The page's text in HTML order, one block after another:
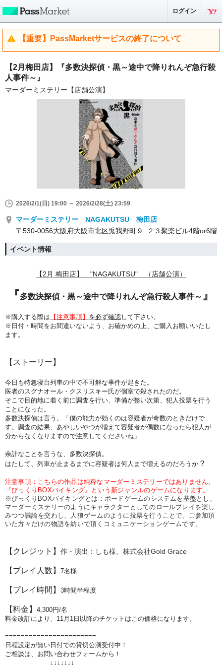
ログイン
【重要】PassMarketサービスの終了について
【2月梅田店】『多数決探偵・黒～途中で降りれんぞ急行殺
人事件～』
マーダーミステリー【店舗公演】
2026/2/1(日) 19:00 ～ 2026/2/28(土) 23:59
マーダーミステリー NAGAKUTSU 梅田店
〒530-0056大阪府大阪市北区兎我野町９−２３聚楽ビル4階or6階
イベント情報
【2月 梅田店】 "NAGAKUTSU" （店舗公演）
『多数決探偵・黒～途中で降りれんぞ急行殺人事件～ 』
※購入する際は 【注意事項】 を必ず確認して下さい。
※日付・時間をお間違いないよう、 お確かめの上、ご購入お願いいたし
ます。
【ストーリー】
​今日も特急寝台列車の中で不可解な事件が起きた。
医者のスグナオール・クスリスキー氏が個室で殺されたのだ。
そこで目的地に着く前に調査を行い、準備が整い次第、犯人投票を行う
ことになった。
多数決探偵は言う。「僕の能力が効くのは容疑者が奇数のときだけで
す。調査の結果、あやしいやつが増えて容疑者が偶数になったら犯人が
分からなくなりますので注意してくださいね」
余計なことを言うな、多数決探偵。
はたして、列車が止まるまでに容疑者は何人まで増えるのだろうか ？
注意事項：こちらの作品は純粋なマーダーミステリーではありません。
『びっくりBOXバイキング』という新ジャンルのゲームになります。
※びっくりBOXバイキングとは：ボードゲームのシステムを基盤とし、
マーダーミステリーのようにキャラクターとしてのロールプレイを楽し
みつつ議論を交わし、人狼ゲームのように投票を行うことで、ご参加頂
いた方々だけの物語を紡いで頂くコミュニケーションゲームです。
【クレジット】 作・演出：しも様、株式会社Gold Grace
【プレイ人数】 7名様
【プレイ時間】 3時間半程度
【料金】 4,300円/名
料金改訂により、11月1日以降のチケットはこの価格になります。
=======================
日程設定が無い日付での貸切公演受付中！
ご相談は、お問い合わせフォームから！
↓↓↓↓↓↓↓